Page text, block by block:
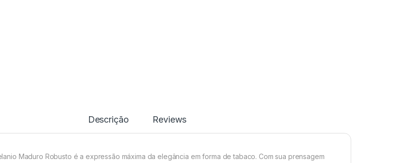
Descrição Reviews
Maduro Robusto é a expressão máxima da elegância em forma de tabaco. Com sua prensagem